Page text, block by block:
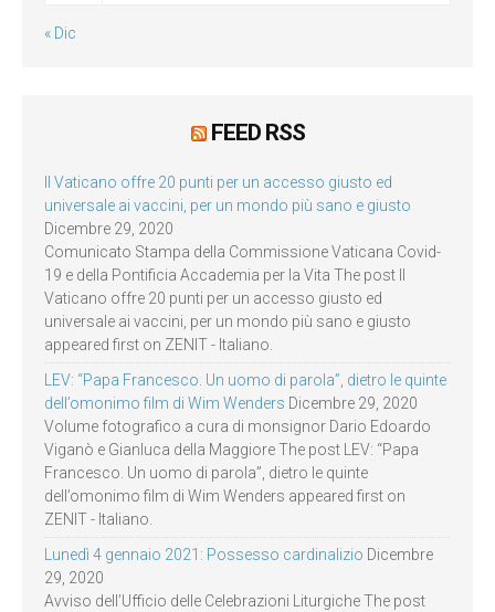
« Dic
FEED RSS
Il Vaticano offre 20 punti per un accesso giusto ed
universale ai vaccini, per un mondo più sano e giusto
Dicembre 29, 2020
Comunicato Stampa della Commissione Vaticana Covid-
19 e della Pontificia Accademia per la Vita The post Il
Vaticano offre 20 punti per un accesso giusto ed
universale ai vaccini, per un mondo più sano e giusto
appeared first on ZENIT - Italiano.
LEV: “Papa Francesco. Un uomo di parola”, dietro le quinte
dell’omonimo film di Wim Wenders Dicembre 29, 2020
Volume fotografico a cura di monsignor Dario Edoardo
Viganò e Gianluca della Maggiore The post LEV: “Papa
Francesco. Un uomo di parola”, dietro le quinte
dell’omonimo film di Wim Wenders appeared first on
ZENIT - Italiano.
Lunedì 4 gennaio 2021: Possesso cardinalizio Dicembre
29, 2020
Avviso dell’Ufficio delle Celebrazioni Liturgiche The post